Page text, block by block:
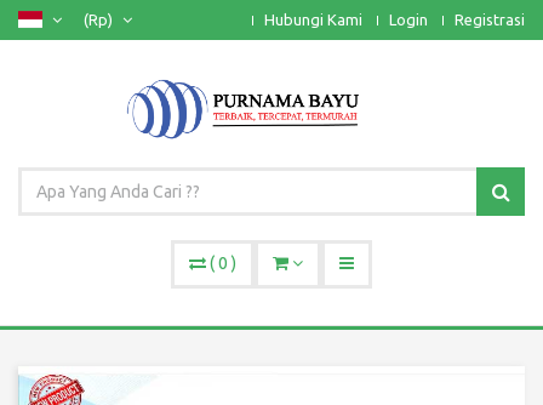
(Rp) Hubungi Kami Login Registrasi
(0 )